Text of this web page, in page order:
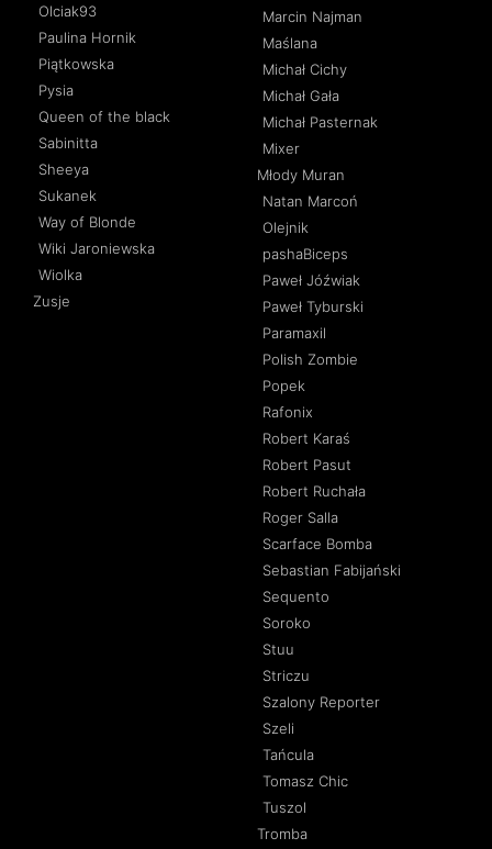
Olciak93
Paulina Hornik
Piątkowska
Pysia
Queen of the black
Sabinitta
Sheeya
Sukanek
Way of Blonde
Wiki Jaroniewska
Wiolka
Zusje
Marcin Najman
Maślana
Michał Cichy
Michał Gała
Michał Pasternak
Mixer
Młody Muran
Natan Marcoń
Olejnik
pashaBiceps
Paweł Jóźwiak
Paweł Tyburski
Paramaxil
Polish Zombie
Popek
Rafonix
Robert Karaś
Robert Pasut
Robert Ruchała
Roger Salla
Scarface Bomba
Sebastian Fabijański
Sequento
Soroko
Stuu
Striczu
Szalony Reporter
Szeli
Tańcula
Tomasz Chic
Tuszol
Tromba